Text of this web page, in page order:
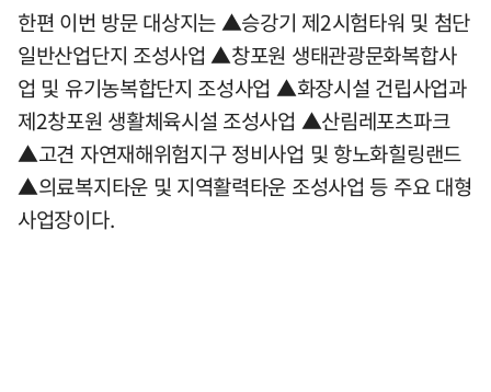
한편 이번 방문 대상지는 ▲승강기 제2시험타워 및 첨단
일반산업단지 조성사업 ▲창포원 생태관광문화복합사
업 및 유기농복합단지 조성사업 ▲화장시설 건립사업과
제2창포원 생활체육시설 조성사업 ▲산림레포츠파크
▲고견 자연재해위험지구 정비사업 및 항노화힐링랜드
▲의료복지타운 및 지역활력타운 조성사업 등 주요 대형
사업장이다.